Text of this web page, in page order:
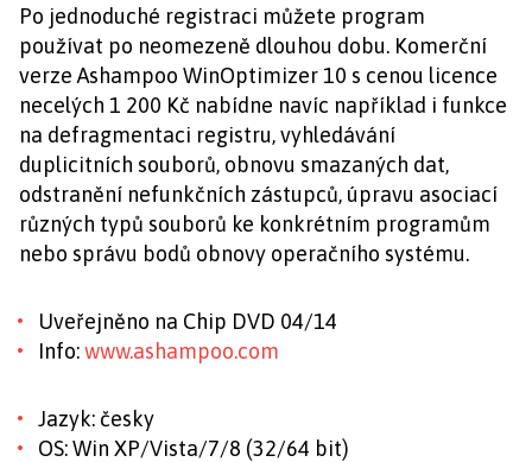
Po jednoduché registraci můžete program
používat po neomezeně dlouhou dobu. Komerční
verze Ashampoo WinOptimizer 10 s cenou licence
necelých 1 200 Kč nabídne navíc například i funkce
na defragmentaci registru, vyhledávání
duplicitních souborů, obnovu smazaných dat,
odstranění nefunkčních zástupců, úpravu asociací
různých typů souborů ke konkrétním programům
nebo správu bodů obnovy operačního systému.
Uveřejněno na Chip DVD 04/14
Info:www.ashampoo.com
Jazyk: česky
OS: Win XP/Vista/7/8 (32/64 bit)